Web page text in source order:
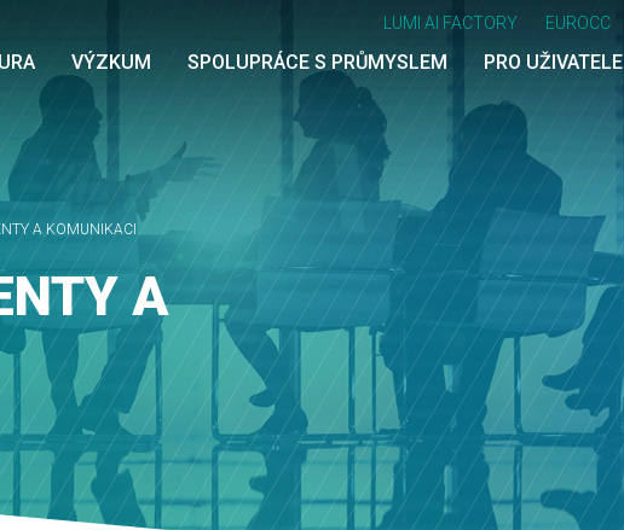
LUMI AI FACTORY EUROCC
VÝZKUM SPOLUPRÁCE S PRŮMYSLEM PRO UŽIVATELE
A KOMUNIKACI
A